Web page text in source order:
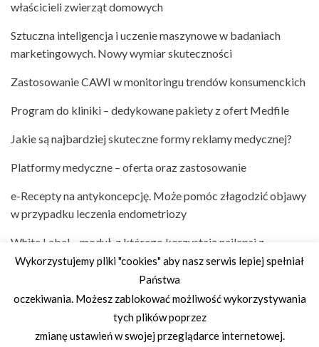
właścicieli zwierząt domowych
Sztuczna inteligencja i uczenie maszynowe w badaniach
marketingowych. Nowy wymiar skuteczności
Zastosowanie CAWI w monitoringu trendów konsumenckich
Program do kliniki – dedykowane pakiety z ofert Medfile
Jakie są najbardziej skuteczne formy reklamy medycznej?
Platformy medyczne – oferta oraz zastosowanie
e-Recepty na antykoncepcję. Może pomóc złagodzić objawy
w przypadku leczenia endometriozy
White Label – moduł, z którego korzystają najlepsi z
najlepszych
© Copyright 2026 –
Agencja badawcza – profesjonalne
opracowania statystyczne
Wykorzystujemy pliki "cookies" aby nasz serwis lepiej spełniał
Państwa
oczekiwania. Możesz zablokować możliwość wykorzystywania
tych plików poprzez
zmianę ustawień w swojej przeglądarce internetowej.